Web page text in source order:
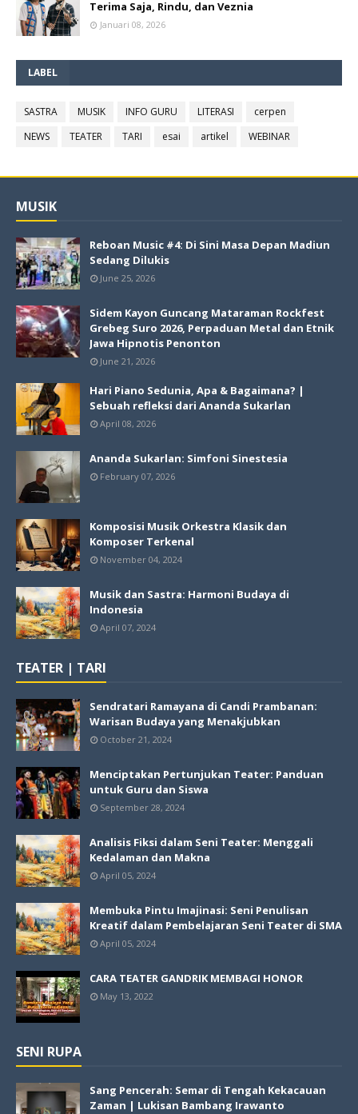
Terima Saja, Rindu, dan Veznia
Januari 08, 2026
LABEL
SASTRA MUSIK INFO GURU LITERASI
cerpen
NEWS
TEATER TARI esai artikel WEBINAR
MUSIK
Reboan Music #4: Di Sini Masa Depan Madiun
Sedang Dilukis
June 25, 2026
Sidem Kayon Guncang Mataraman Rockfest
Grebeg Suro 2026, Perpaduan Metal dan Etnik
Jawa Hipnotis Penonton
June 21, 2026
Hari Piano Sedunia, Apa & Bagaimana? |
Sebuah refleksi dari Ananda Sukarlan
April 08, 2026
Ananda Sukarlan: Simfoni Sinestesia
February 07, 2026
Komposisi Musik Orkestra Klasik dan
Komposer Terkenal
November 04, 2024
Musik dan Sastra: Harmoni Budaya di
Indonesia
April 07, 2024
TEATER | TARI
Sendratari Ramayana di Candi Prambanan:
Warisan Budaya yang Menakjubkan
October 21, 2024
Menciptakan Pertunjukan Teater: Panduan
untuk Guru dan Siswa
September 28, 2024
Analisis Fiksi dalam Seni Teater: Menggali
Kedalaman dan Makna
April 05, 2024
Membuka Pintu Imajinasi: Seni Penulisan
Kreatif dalam Pembelajaran Seni Teater di SMA
April 05, 2024
CARA TEATER GANDRIK MEMBAGI HONOR
May 13, 2022
SENI RUPA
Sang Pencerah: Semar di Tengah Kekacauan
Zaman | Lukisan Bambang Irawanto